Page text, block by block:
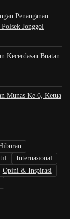
Penanganan
Jonggol
Kecerdasan Buatan
Munas Ke-6, Ketua
Internasional
Opini & Inspirasi